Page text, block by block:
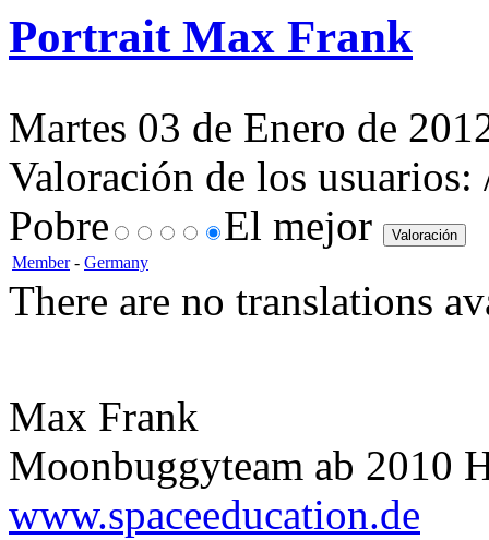
Portrait Max Frank
Martes 03 de Enero de
Valoración de los usuarios:
Pobre
El mejor
Member- Germany
There are no translations
Max Frank
Moonbuggyteam ab 2010
www.spaceeducation.de